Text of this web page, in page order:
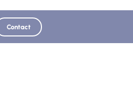
Site web
Contact